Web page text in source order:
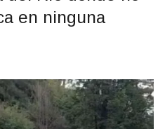
en ninguna